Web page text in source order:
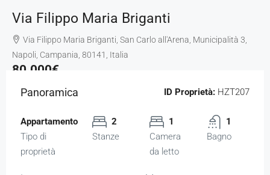
Via Filippo Maria Briganti
Via Filippo Maria Briganti, San Carlo all'Arena, Municipalità 3,
Napoli, Campania, 80141, Italia
80.000€
Panoramica ID Proprietà: HZT207
Appartamento
Tipo di
proprietà
2
Stanze
1
Camera
da letto
1
Bagno